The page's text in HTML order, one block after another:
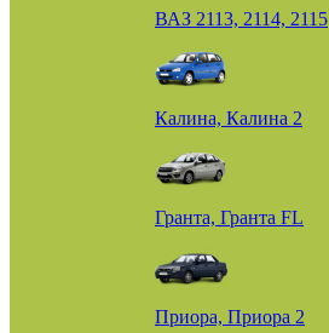
ВАЗ 2113, 2114, 2115
Калина, Калина 2
Гранта, Гранта FL
Приора, Приора 2